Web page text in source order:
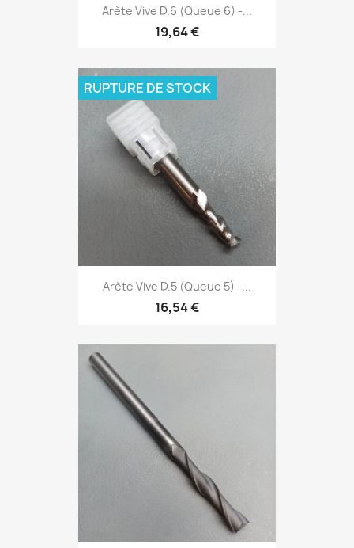
Arète Vive D.6 (Queue 6) -...
19,64 €
Arète Vive D.5 (Queue 5) -...
16,54 €
RUPTURE DE STOCK